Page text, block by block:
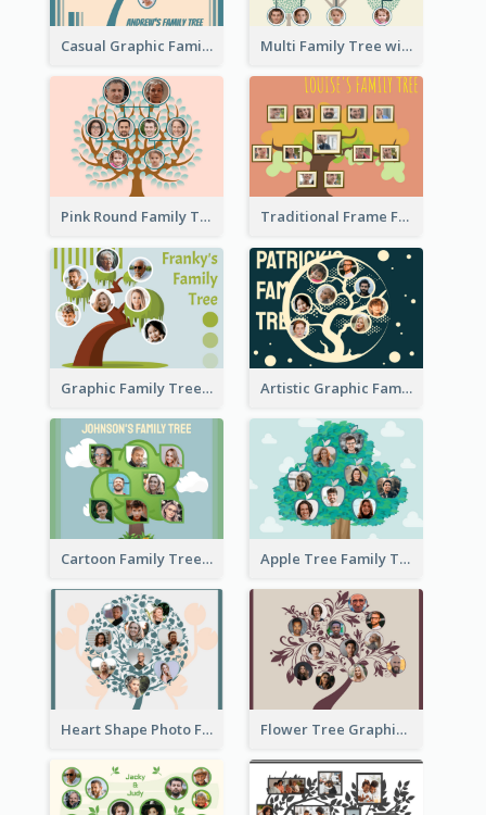
Casual Graphic Family Tree2 Multi Family Tree with Background
Pink Round Family Tree with Background Traditional Frame Family Tree with Pictures
Graphic Family Tree Artistic Graphic Family Tree
Cartoon Family Tree Apple Tree Family Tree
Heart Shape Photo Family Tree Flower Tree Graphic Family Tree